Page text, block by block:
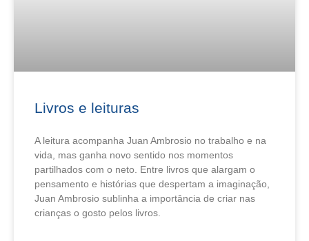
Livros e leituras
A leitura acompanha Juan Ambrosio no trabalho e na
vida, mas ganha novo sentido nos momentos
partilhados com o neto. Entre livros que alargam o
pensamento e histórias que despertam a imaginação,
Juan Ambrosio sublinha a importância de criar nas
crianças o gosto pelos livros.